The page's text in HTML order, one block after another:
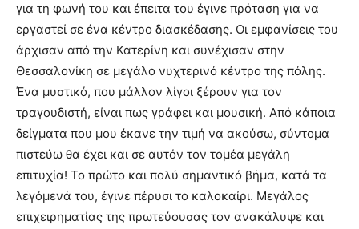
για τη φωνή του και έπειτα του έγινε πρόταση για να
εργαστεί σε ένα κέντρο διασκέδασης. Οι εμφανίσεις του
άρχισαν από την Κατερίνη και συνέχισαν στην
Θεσσαλονίκη σε μεγάλο νυχτερινό κέντρο της πόλης.
Ένα μυστικό, που μάλλον λίγοι ξέρουν για τον
τραγουδιστή, είναι πως γράφει και μουσική. Από κάποια
δείγματα που μου έκανε την τιμή να ακούσω, σύντομα
πιστεύω θα έχει και σε αυτόν τον τομέα μεγάλη
επιτυχία! Το πρώτο και πολύ σημαντικό βήμα, κατά τα
λεγόμενά του, έγινε πέρυσι το καλοκαίρι. Μεγάλος
επιχειρηματίας της πρωτεύουσας τον ανακάλυψε και